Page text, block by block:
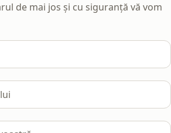
de mai jos și cu siguranță vă vom